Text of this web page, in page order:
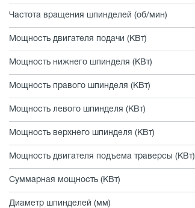
Частота вращения шпинделей (об/мин)
Мощность двигателя подачи (КВт)
Мощность нижнего шпинделя (КВт)
Мощность правого шпинделя (КВт)
Мощность левого шпинделя (КВт)
Мощность верхнего шпинделя (КВт)
Мощность двигателя подъема траверсы (КВт)
Суммарная мощность (КВт)
Диаметр шпинделей (мм)